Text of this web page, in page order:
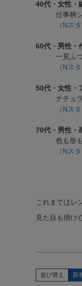
40代・女性・
仕事柄
（Nス
60代・男性・
一見ふ
（Nス
50代・女性・
ナチュ
（Nス
70代・男性・
色も形
（Nス
これまではレ
見た目も掛け
キーワ
きます
例）オ
並び替え 新